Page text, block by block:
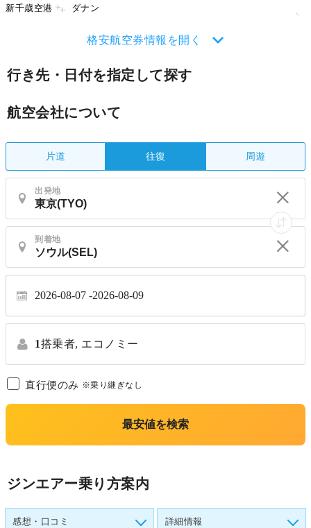
新千歳空港 ダナン
格安航空券情報を開く
行き先・日付を指定して探す
航空会社について
片道 往復 周遊
出発地
到着地
2026-08-07 2026-08-09
1搭乗者, エコノミー
直行便のみ ※乗り継ぎなし
最安値を検索
ジンエアー乗り方案内
感想・口コミ 詳細情報